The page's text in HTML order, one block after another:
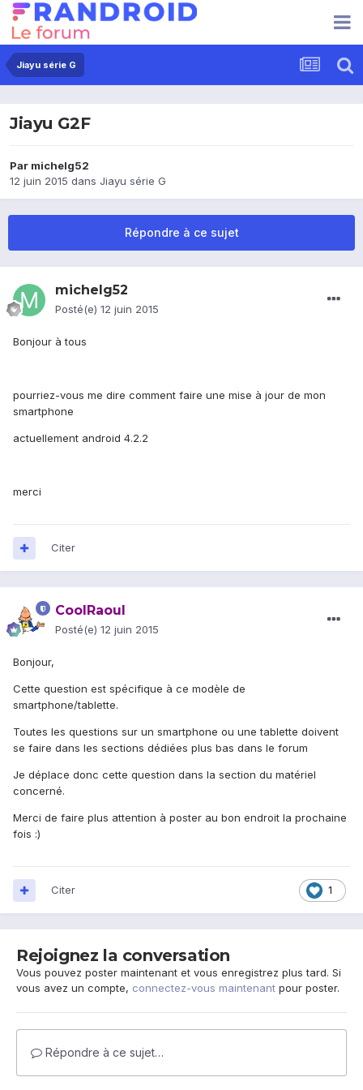
Jiayu série G
Jiayu G2F
Par michelg52
12 juin 2015 dans Jiayu série G
Répondre à ce sujet
michelg52
Posté(e) 12 juin 2015
Bonjour à tous
pourriez-vous me dire comment faire une mise à jour de mon
smartphone
actuellement android 4.2.2
merci
Citer
CoolRaoul
Posté(e) 12 juin 2015
Bonjour,
Cette question est spécifique à ce modèle de
smartphone/tablette.
Toutes les questions sur un smartphone ou une tablette doivent
se faire dans les sections dédiées plus bas dans le forum
Je déplace donc cette question dans la section du matériel
concerné.
Merci de faire plus attention à poster au bon endroit la prochaine
fois :)
1
Citer
Rejoignez la conversation
Vous pouvez poster maintenant et vous enregistrez plus tard. Si
vous avez un compte, connectez-vous maintenant pour poster.
Répondre à ce sujet…